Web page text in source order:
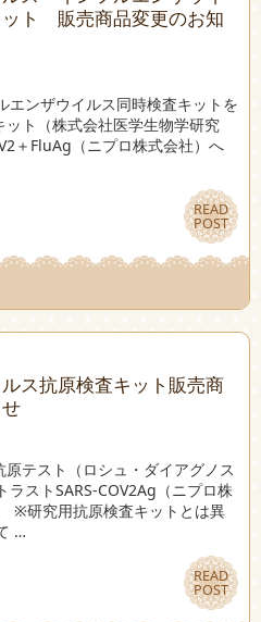
ット 販売商品変更のお知
エンザウイルス同時検査キットを
ット（株式会社医学生物学研究
＋FluAg（ニプロ株式会社）へ
READ
POST
READ
POST
ス抗原検査キット販売商
原テスト（ロシュ・ダイアグノス
ストSARS-COV2Ag（ニプロ株
※研究用抗原検査キットとは異
…
READ
POST
READ
POST